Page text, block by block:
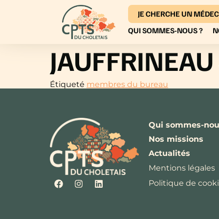
JE CHERCHE UN
QUI SOMMES-NOUS ?
Étiqueté membres du bureau
Qui sommes-
Nos missions
Actualités
Mentions légales
Politique de